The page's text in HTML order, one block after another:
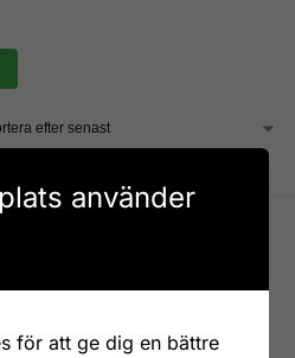
taget med Walley
använder
för att ge dig en bättre